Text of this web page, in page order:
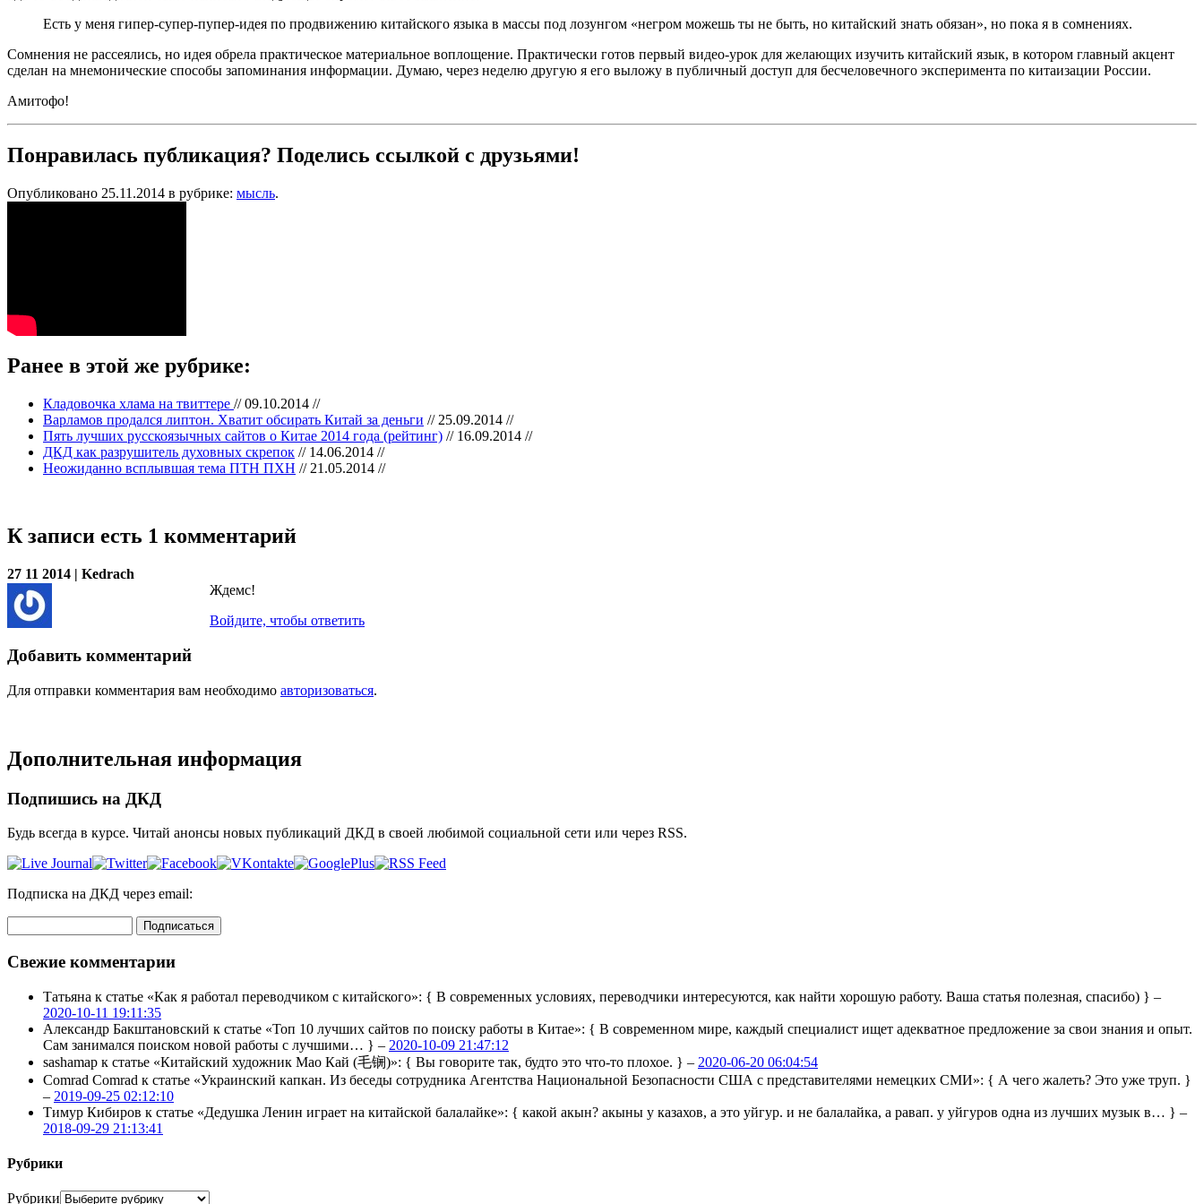
Есть у меня гипер-супер-пупер-идея по продвижению китайского языка в массы под лозунгом «негром можешь ты не быть, но китайский знать обязан», но пока я в сомнениях.
Сомнения не рассеялись, но идея обрела практическое материальное воплощение. Практически готов первый видео-урок для желающих изучить китайский язык, в котором главный акцент
сделан на мнемонические способы запоминания информации. Думаю, через неделю другую я его выложу в публичный доступ для бесчеловечного эксперимента по китаизации России.
Амитофо!
Понравилась публикация? Поделись ссылкой с друзьями!
Опубликовано 25.11.2014 в рубрике: мысль.
Ранее в этой же рубрике:
Кладовочка хлама на твиттере // 09.10.2014 //
Варламов продался липтон. Хватит обсирать Китай за деньги // 25.09.2014 //
Пять лучших русскоязычных сайтов о Китае 2014 года (рейтинг) // 16.09.2014 //
ДКД как разрушитель духовных скрепок // 14.06.2014 //
Неожиданно всплывшая тема ПТН ПХН // 21.05.2014 //
К записи есть 1 комментарий
27 11 2014 | Kedrach
Ждемс!
Войдите, чтобы ответить
Добавить комментарий
Для отправки комментария вам необходимо авторизоваться.
Дополнительная информация
Подпишись на ДКД
Будь всегда в курсе. Читай анонсы новых публикаций ДКД в своей любимой социальной сети или через RSS.
Подписка на ДКД через email:
Свежие комментарии
Татьяна к статье «Как я работал переводчиком с китайского»: { В современных условиях, переводчики интересуются, как найти хорошую работу. Ваша статья полезная, спасибо) } –
2020-10-11 19:11:35
Александр Бакштановский к статье «Топ 10 лучших сайтов по поиску работы в Китае»: { В современном мире, каждый специалист ищет адекватное предложение за свои знания и опыт.
Сам занимался поиском новой работы с лучшими… } – 2020-10-09 21:47:12
sashamap к статье «Китайский художник Мао Кай (毛锎)»: { Вы говорите так, будто это что-то плохое. } – 2020-06-20 06:04:54
Comrad Comrad к статье «Украинский капкан. Из беседы сотрудника Агентства Национальной Безопасности США с представителями немецких СМИ»: { А чего жалеть? Это уже труп. }
– 2019-09-25 02:12:10
Тимур Кибиров к статье «Дедушка Ленин играет на китайской балалайке»: { какой акын? акыны у казахов, а это уйгур. и не балалайка, а равап. у уйгуров одна из лучших музык в… } –
2018-09-29 21:13:41
Рубрики
Рубрики